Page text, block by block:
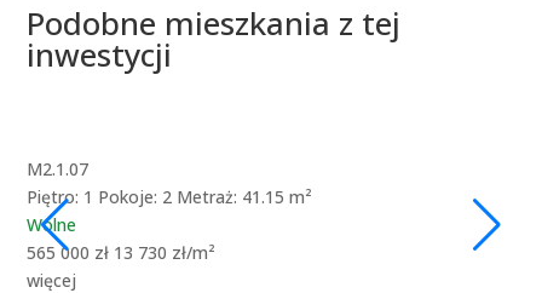
Podobne mieszkania z tej
inwestycji
M2.1.07
Piętro: 1 Pokoje: 2 Metraż: 41.15 m²
Wolne
565 000 zł 13 730 zł/m²
więcej